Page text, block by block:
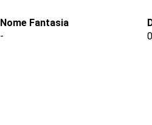
Nome Fantasia
-